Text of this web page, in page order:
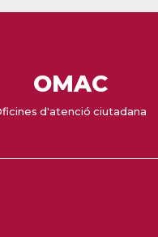
OMAC
d'atenció ciutadana